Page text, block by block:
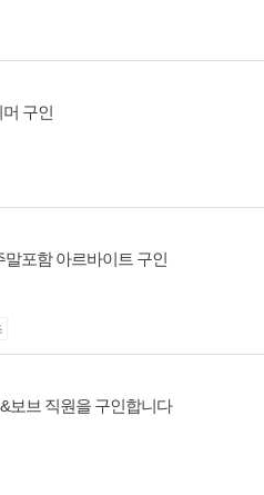
구인
말포함 아르바이트 구인
보브 직원을 구인합니다